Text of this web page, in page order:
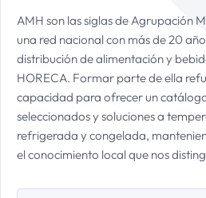
AMH son las siglas de Agrupación
una red nacional con más de 20
distribución de alimentación y
HORECA. Formar parte de ella
capacidad para ofrecer un
seleccionados y soluciones a
refrigerada y congelada,
el conocimiento local que nos